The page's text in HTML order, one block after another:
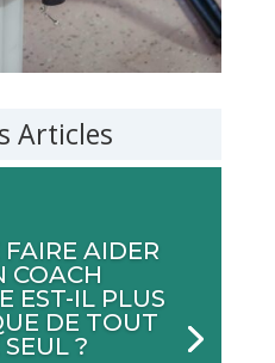
Articles
AIDER
COACH
EST-IL PLUS
DE TOUT
?